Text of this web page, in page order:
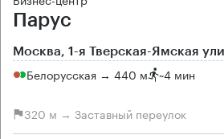
Парус
Москва, 1-я Тверская-Ямская
Белорусская → 440 м ~4 мин
320 м → Заставный переулок